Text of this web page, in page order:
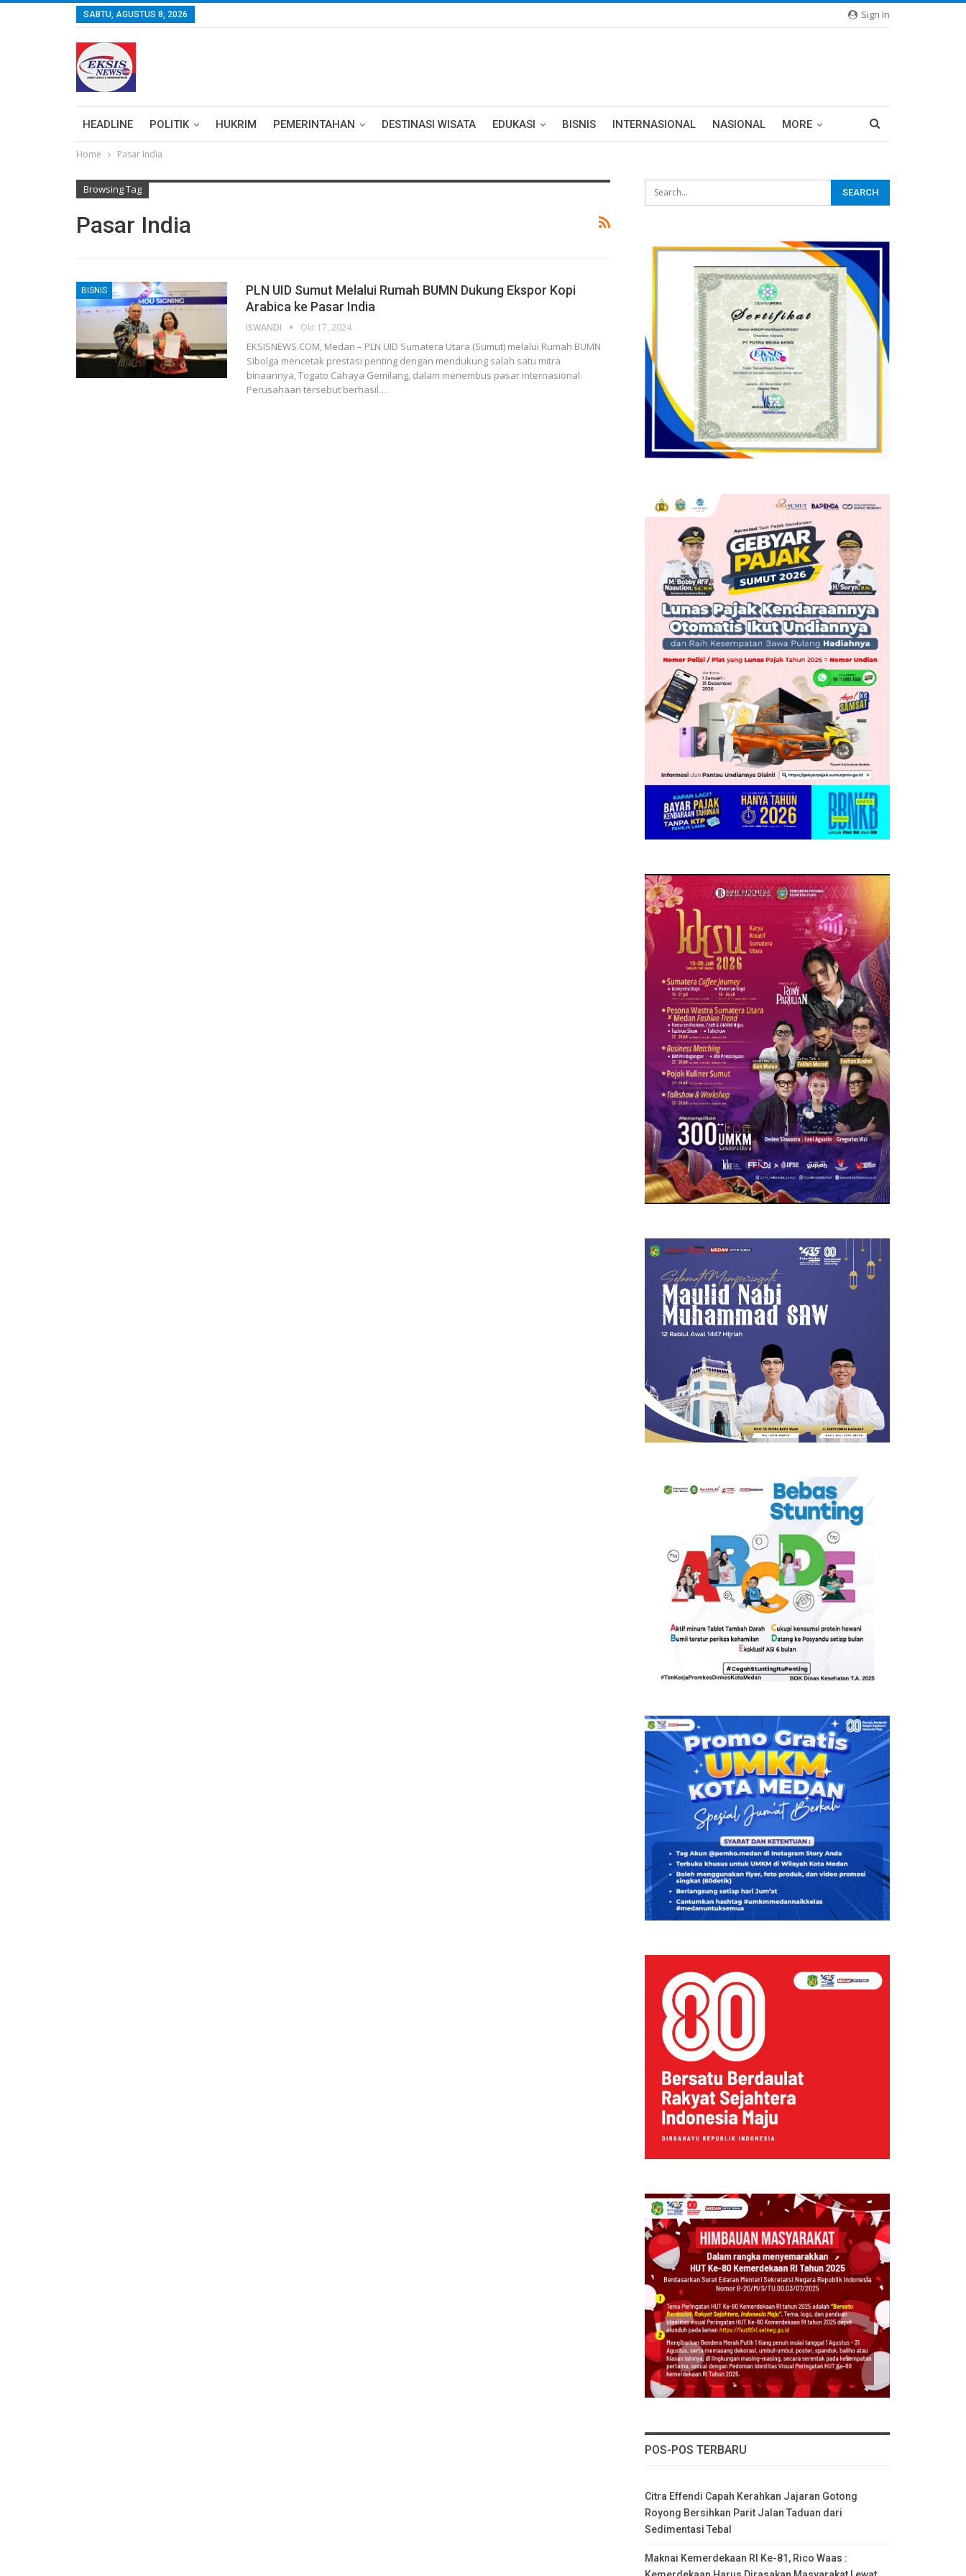
Sign In
SABTU, AGUSTUS 8, 2026
HEADLINE POLITIK HUKRIM PEMERINTAHAN DESTINASI WISATA EDUKASI BISNIS INTERNASIONAL NASIONAL MORE
Home Pasar India
Browsing Tag
Pasar India
BISNIS
PLN UID Sumut Melalui Rumah BUMN Dukung Ekspor Kopi
Arabica ke Pasar India
ISWANDI Okt 17, 2024
EKSISNEWS.COM, Medan – PLN UID Sumatera Utara (Sumut) melalui Rumah BUMN
Sibolga mencetak prestasi penting dengan mendukung salah satu mitra
binaannya, Togato Cahaya Gemilang, dalam menembus pasar internasional.
Perusahaan tersebut berhasil…
POS-POS TERBARU
Citra Effendi Capah Kerahkan Jajaran Gotong
Royong Bersihkan Parit Jalan Taduan dari
Sedimentasi Tebal
Maknai Kemerdekaan RI Ke-81, Rico Waas :